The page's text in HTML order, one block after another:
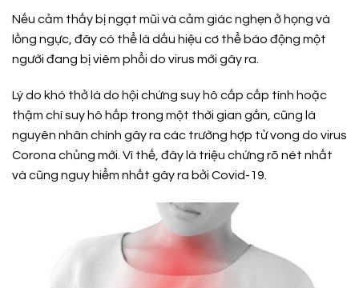
Nếu cảm thấy bị ngạt mũi và cảm giác nghẹn ở họng và
lồng ngực, đây có thể là dấu hiệu cơ thể báo động một
người đang bị viêm phổi do virus mới gây ra.
Lý do khó thở là do hội chứng suy hô cấp cấp tính hoặc
thậm chí suy hô hấp trong một thời gian gắn, cũng là
nguyên nhân chính gây ra các trường hợp tử vong do virus
Corona chủng mới. Vì thế, đây là triệu chứng rõ nét nhất
và cũng nguy hiểm nhất gây ra bởi Covid-19.